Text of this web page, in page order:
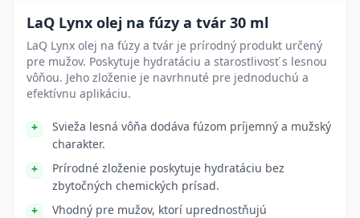
LaQ Lynx olej na fúzy a tvár 30 ml
LaQ Lynx olej na fúzy a tvár je prírodný produkt určený
pre mužov. Poskytuje hydratáciu a starostlivosť s lesnou
vôňou. Jeho zloženie je navrhnuté pre jednoduchú a
efektívnu aplikáciu.
Svieža lesná vôňa dodáva fúzom príjemný a mužský
charakter.
Prírodné zloženie poskytuje hydratáciu bez
zbytočných chemických prísad.
Vhodný pre mužov, ktorí uprednostňujú